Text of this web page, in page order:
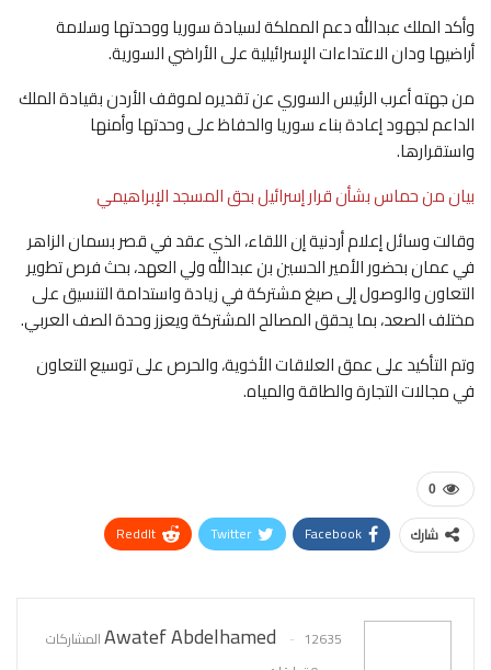
وأكد الملك عبدالله دعم المملكة لسيادة سوريا ووحدتها وسلامة
أراضيها ودان الاعتداءات الإسرائيلية على الأراضي السورية.
من جهته أعرب الرئيس السوري عن تقديره لموقف الأردن بقيادة الملك
الداعم لجهود إعادة بناء سوريا والحفاظ على وحدتها وأمنها
واستقرارها.
بيان من حماس بشأن قرار إسرائيل بحق المسجد الإبراهيمي
وقالت وسائل إعلام أردنية إن اللقاء، الذي عقد في قصر بسمان الزاهر
في عمان بحضور الأمير الحسين بن عبدالله ولي العهد، بحث فرص تطوير
التعاون والوصول إلى صيغ مشتركة في زيادة واستدامة التنسيق على
مختلف الصعد، بما يحقق المصالح المشتركة ويعزز وحدة الصف العربي.
وتم التأكيد على عمق العلاقات الأخوية، والحرص على توسيع التعاون
في مجالات التجارة والطاقة والمياه.
0
شارك Facebook
Twitter
ReddIt
Awatef Abdelhamed
12635 المشاركات